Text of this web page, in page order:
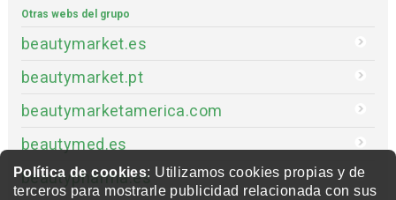
Política de cookies: Utilizamos cookies propias y de
terceros para mostrarle publicidad relacionada con sus
Otras webs del grupo
beautymarket.es
beautymarket.pt
beautymarketamerica.com
beautymed.es
beautypharma.es